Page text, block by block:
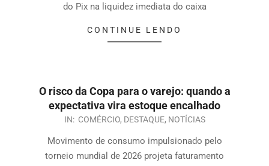
do Pix na liquidez imediata do caixa
CONTINUE LENDO
O risco da Copa para o varejo: quando a
expectativa vira estoque encalhado
IN: COMÉRCIO, DESTAQUE, NOTÍCIAS
Movimento de consumo impulsionado pelo
torneio mundial de 2026 projeta faturamento